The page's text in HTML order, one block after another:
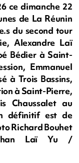
ce dimanche 22
de La Réunin
du second tour
Alexandre Laï
Bédier à Saint-
Emmanuel
à Trois Bassins,
à Saint-Pierre,
Chaussalet au
définitif est de
Richard Bouhet
Laï Yu /